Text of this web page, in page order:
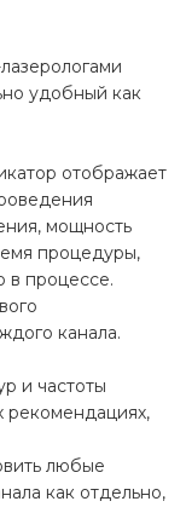
удобный как
отображает
мощность
процедуры,
в процессе.
канала.
и частоты
рекомендациях,
любые
как отдельно,